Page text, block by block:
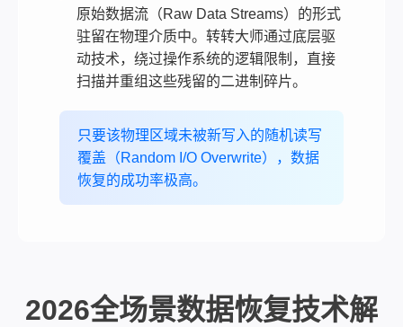
原始数据流（Raw Data Streams）的形式
驻留在物理介质中。转转大师通过底层驱
动技术，绕过操作系统的逻辑限制，直接
扫描并重组这些残留的二进制碎片。
只要该物理区域未被新写入的随机读写
覆盖（Random I/O Overwrite），数据
恢复的成功率极高。
2026全场景数据恢复技术解